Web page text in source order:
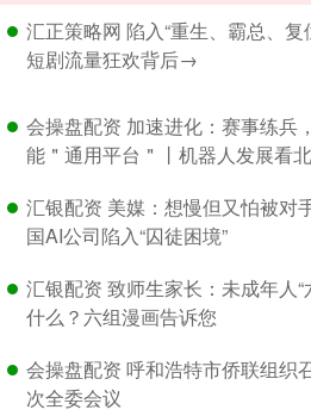
汇正策略网 陷入“重生、霸总、复
短剧流量狂欢背后→
会操盘配资 加速进化：赛事练兵
能＂通用平台＂丨机器人发展看
汇银配资 美媒：想慢但又怕被对
国AI公司陷入“囚徒困境”
汇银配资 致师生家长：未成年人“
什么？六组漫画告诉您
会操盘配资 呼和浩特市侨联组织
次全委会议